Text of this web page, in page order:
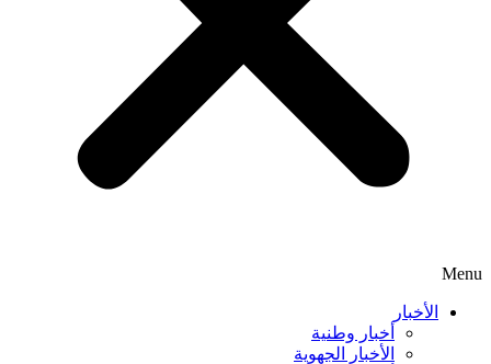
Menu
الأخبار
أخبار وطنية
الأخبار الجهوية